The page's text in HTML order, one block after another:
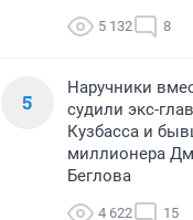
5 132 8
5
Наручники
судили экс-
Кузбасса и
миллионера
Беглова
4 622 15